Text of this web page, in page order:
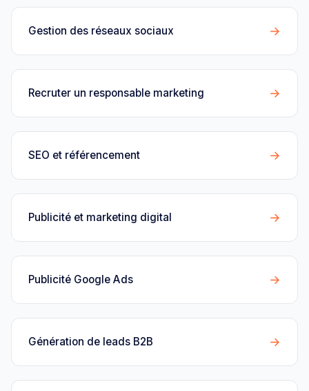
Gestion des réseaux sociaux →
Recruter un responsable marketing →
SEO et référencement →
Publicité et marketing digital →
Publicité Google Ads →
Génération de leads B2B →